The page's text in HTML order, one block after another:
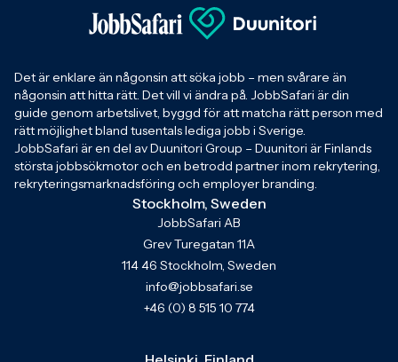
Det är enklare än någonsin att söka jobb – men svårare än
någonsin att hitta rätt. Det vill vi ändra på. JobbSafari är din
guide genom arbetslivet, byggd för att matcha rätt person med
rätt möjlighet bland tusentals lediga jobb i Sverige.
JobbSafari är en del av Duunitori Group – Duunitori är Finlands
största jobbsökmotor och en betrodd partner inom rekrytering,
rekryteringsmarknadsföring och employer branding.
Stockholm, Sweden
JobbSafari AB
Grev Turegatan 11A
114 46 Stockholm, Sweden
info@jobbsafari.se
+46 (0) 8 515 10 774